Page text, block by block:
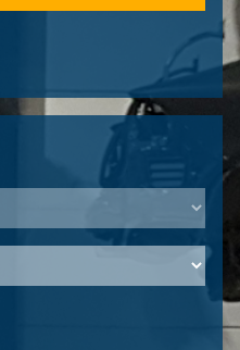
Volvo Verkaufen?
Nicht gefunden?